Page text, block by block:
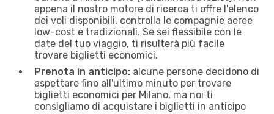
appena il nostro motore di ricerca ti offre l'elenco
dei voli disponibili, controlla le compagnie aeree
low-cost e tradizionali. Se sei flessibile con le
date del tuo viaggio, ti risulterà più facile
trovare biglietti economici.
Prenota in anticipo: alcune persone decidono di
aspettare fino all'ultimo minuto per trovare
biglietti economici per Milano, ma noi ti
consigliamo di acquistare i biglietti in anticipo